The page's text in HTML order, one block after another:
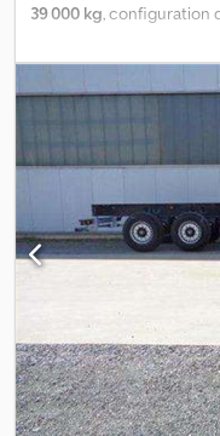
39 000 kg , configuration
VÉHICULE : UB345 ----*
charge par essieu *
Marquage ECE ----*
avec freins à disque
Profondeur des rainures en
3e essieu : 10/10 *
Préparation pour
Hauteur de la selle : 1
jusqu'au : 09/26 *
mensualité de 289 €,
véhicule d'occasion),
possible à votre
location / financement.